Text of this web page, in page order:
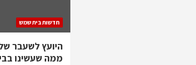
חדשות בית שמש
היועץ לשעבר
ממה שעשינו